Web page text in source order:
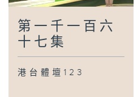
第一千一百六
十七集
港台體壇123